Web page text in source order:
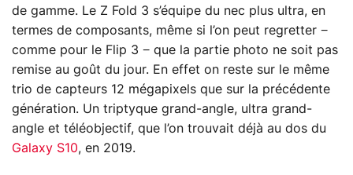
de gamme. Le Z Fold 3 s’équipe du nec plus ultra, en
termes de composants, même si l’on peut regretter −
comme pour le Flip 3 − que la partie photo ne soit pas
remise au goût du jour. En effet on reste sur le même
trio de capteurs 12 mégapixels que sur la précédente
génération. Un triptyque grand-angle, ultra grand-
angle et téléobjectif, que l’on trouvait déjà au dos du
Galaxy S10, en 2019.